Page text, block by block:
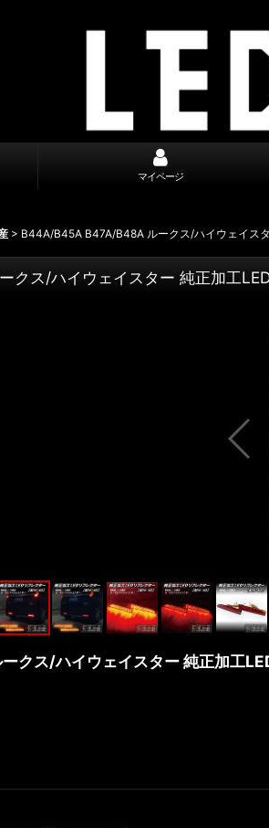
マイページ
> B44A/B45A B47A/B48A ルークス/ハイウェイス
クス/ハイウェイスター 純正加工
クス/ハイウェイスター 純正加工